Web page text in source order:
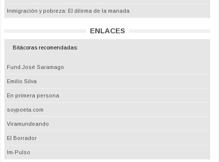
Inmigración y pobreza: El dilema de la manada
ENLACES
Bitácoras recomendadas:
Fund.José Saramago
Emilio Silva
En primera persona
soypoeta.com
Viramundeando
El Borrador
Im-Pulso